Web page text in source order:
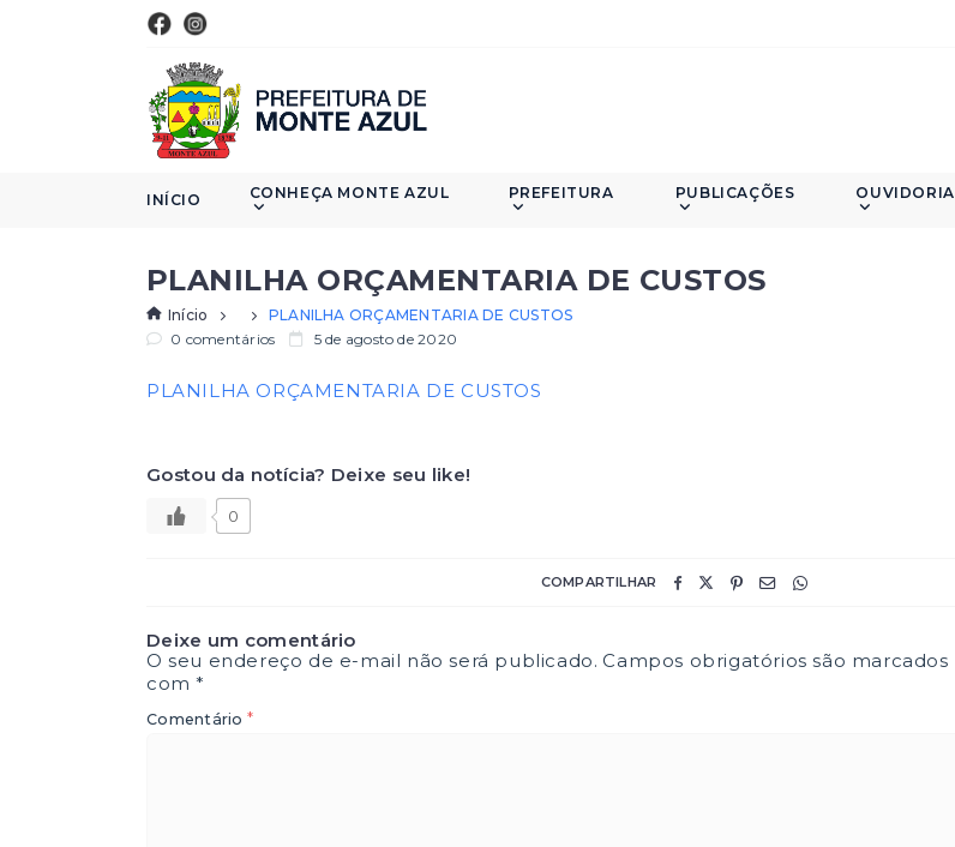
INÍCIO CONHEÇA MONTE AZUL PREFEITURA PUBLICAÇÕES OUVIDORIA
PLANILHA ORÇAMENTARIA DE CUSTOS
Início
PLANILHA ORÇAMENTARIA DE CUSTOS
0 comentários
5 de agosto de 2020
PLANILHA ORÇAMENTARIA DE CUSTOS
Gostou da notícia? Deixe seu like!
0
COMPARTILHAR
Deixe um comentário
O seu endereço de e-mail não será publicado. Campos obrigatórios são marcados
com*
Comentário *